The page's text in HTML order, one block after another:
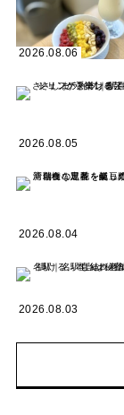
2026.08.06
2026.08.05
2026.08.04
2026.08.03